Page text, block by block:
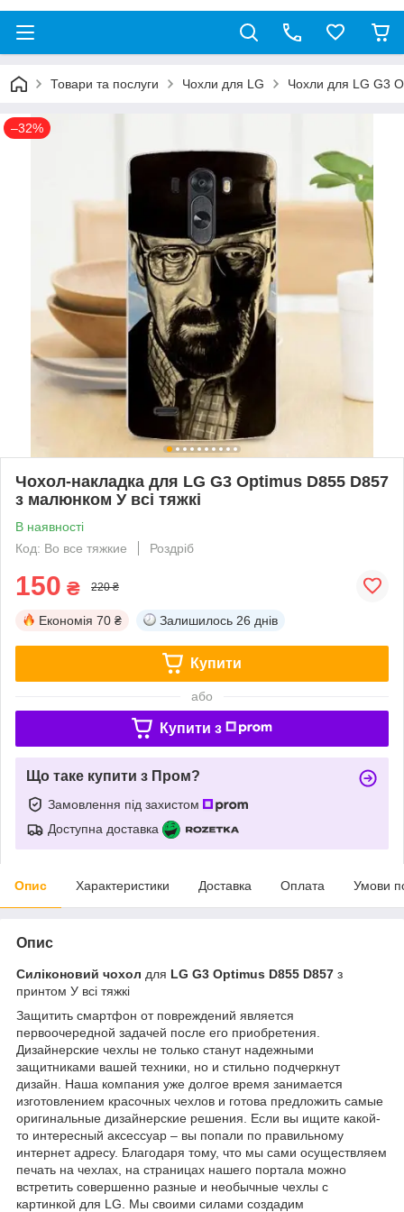
Товари та послуги Чохли для LG Чохли для LG G3
–32%
Чохол-накладка для LG G3 Optimus D855 D857
з малюнком У всі тяжкі
В наявності
Код: Во все тяжкие
Роздріб
150 ₴ 220 ₴
Економія 70 ₴ Залишилось 26 днів
Купити
або
Купити з
Що таке купити з Пром?
Замовлення під захистом
Доступна доставка
Опис Характеристики Доставка Оплата Умови
Опис
Силіконовий чохол для LG G3 Optimus D855 D857 з
принтом У всі тяжкі
Защитить смартфон от повреждений является
первоочередной задачей после его приобретения.
Дизайнерские чехлы не только станут надежными
защитниками вашей техники, но и стильно подчеркнут
дизайн. Наша компания уже долгое время занимается
изготовлением красочных чехлов и готова предложить самые
оригинальные дизайнерские решения. Если вы ищите какой-
то интересный аксессуар – вы попали по правильному
интернет адресу. Благодаря тому, что мы сами осуществляем
печать на чехлах, на страницах нашего портала можно
встретить совершенно разные и необычные чехлы с
картинкой для LG. Мы своими силами создадим